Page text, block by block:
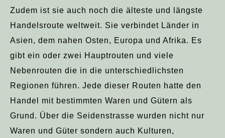
Zudem ist sie auch noch die älteste und längste
Handelsroute weltweit. Sie verbindet Länder in
Asien, dem nahen Osten, Europa und Afrika. Es
gibt ein oder zwei Hauptrouten und viele
Nebenrouten die in die unterschiedlichsten
Regionen führen. Jede dieser Routen hatte den
Handel mit bestimmten Waren und Gütern als
Grund. Über die Seidenstrasse wurden nicht nur
Waren und Güter sondern auch Kulturen,